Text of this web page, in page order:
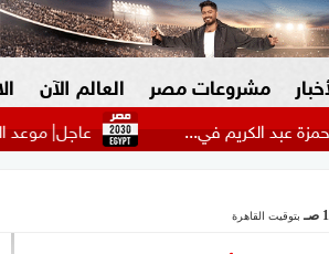
السياسة
مشروعات مصر العالم الآن
عاجل| موعد الظهور في...
بتوقيت القاهرة